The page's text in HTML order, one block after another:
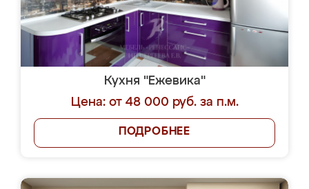
Кухня "Ежевика"
Цена: от 48 000 руб. за п.м.
ПОДРОБНЕЕ